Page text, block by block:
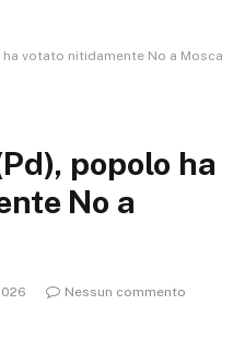
votato nitidamente No a Mosca
popolo ha
No a
Nessun commento